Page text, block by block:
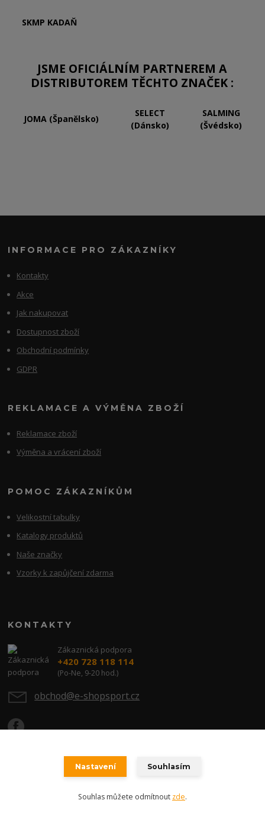
SKMP KADAŇ
JSME OFICIÁLNÍM PARTNEREM A
DISTRIBUTOREM TĚCHTO ZNAČEK :
JOMA (Španělsko)
SELECT
(Dánsko)
SALMING
(Švédsko)
INFORMACE PRO ZÁKAZNÍKY
Kontakty
Akce
Jak nakupovat
Dostupnost zboží
Obchodní podmínky
GDPR
REKLAMACE A VÝMĚNA ZBOŽÍ
Reklamace zboží
Výměna a vrácení zboží
POMOC ZÁKAZNÍKŮM
Velikostní tabulky
Katalogy produktů
Naše značky
Vzorky k zapůjčení zdarma
KONTAKTY
Zákaznická podpora
+420 728 118 114
(Po-Ne, 9-20 hod.)
obchod@e-shopsport.cz
Vytvořeno na
Eshop-rychle.cz
Nastavení Souhlasím
Souhlas můžete odmítnout zde.